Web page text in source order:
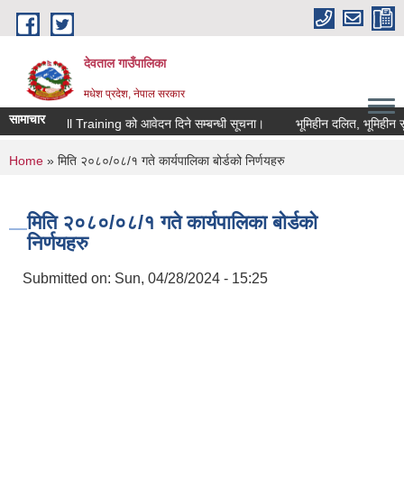
Skip to main content
देवताल गाउँपालिका
मधेश प्रदेश, नेपाल सरकार
सामाचार
Digital Skill Training को आवेदन दिने सम्बन्धी सूचना। भूमिहीन दलित, भूमिहीन
You are here
Home » मिति २०८०/०८/१ गते कार्यपालिका बोर्डको निर्णयहरु
मिति २०८०/०८/१ गते कार्यपालिका बोर्डको
निर्णयहरु
Submitted on: Sun, 04/28/2024 - 15:25